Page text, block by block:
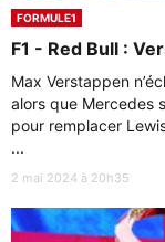
FORMULE1
F1 - Red Bull :
Max Verstappen
alors que Mercedes
pour remplacer
...
2 mai 2024 à 20h35